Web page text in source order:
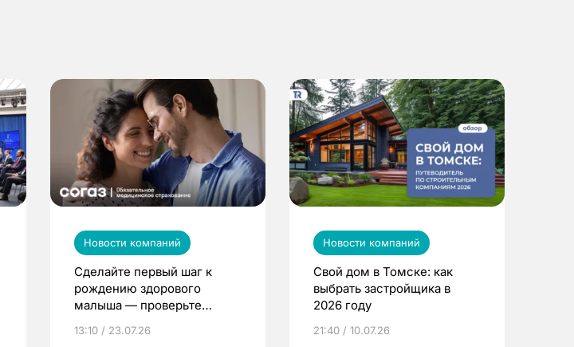
Новости компаний
Сделайте первый шаг к
рождению здорового
малыша — проверьте
по ОМС!
13:10 / 23.07.26
Новости компаний
Свой дом в Томске: как
выбрать застройщика в
2026 году
21:40 / 10.07.26